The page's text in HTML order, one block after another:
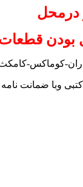
درمحل
بودن
کوماکس-
وبا ضمانت